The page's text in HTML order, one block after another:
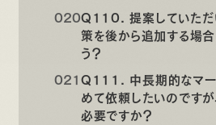
Q110. 提案していただ
策を後から追加する場合
う？
Q111. 中長期的なマー
めて依頼したいのですが
必要ですか？